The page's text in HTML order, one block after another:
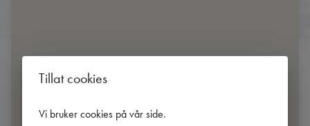
Tillat cookies
Vi bruker cookies på vår side.